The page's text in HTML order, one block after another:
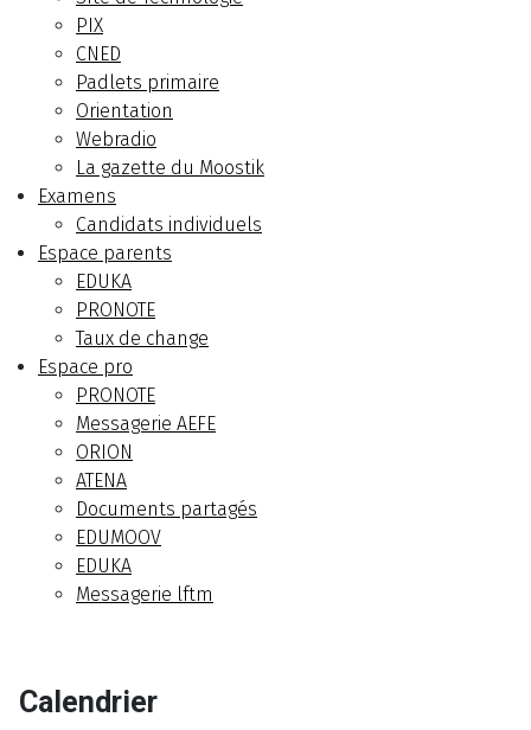
PIX
CNED
Padlets primaire
Orientation
Webradio
La gazette du Moostik
Examens
Candidats individuels
Espace parents
EDUKA
PRONOTE
Taux de change
Espace pro
PRONOTE
Messagerie AEFE
ORION
ATENA
Documents partagés
EDUMOOV
EDUKA
Messagerie lftm
Calendrier